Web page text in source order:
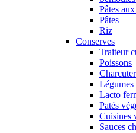
Pâtes
Pâtes
Riz
Conserves
Traiteur
Poissons
Légumes
Lacto
Patés
Cuisines
Sauces